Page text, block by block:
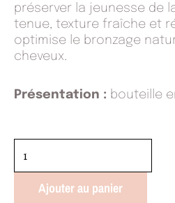
préserver la jeunesse de
tenue, texture fraîche et
optimise le bronzage
cheveux.
Présentation : bouteille
de
Ajouter au panier